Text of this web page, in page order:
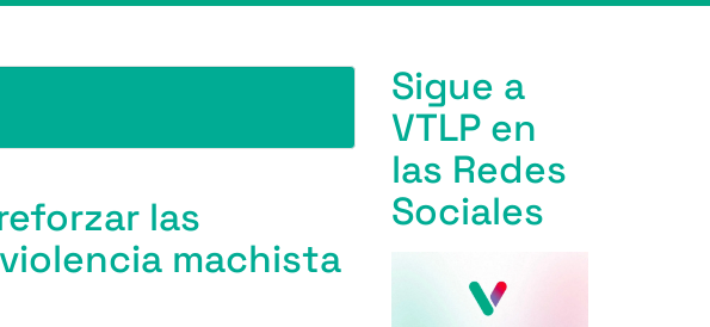
las
machista
Sigue a
VTLP en
las Redes
Sociales